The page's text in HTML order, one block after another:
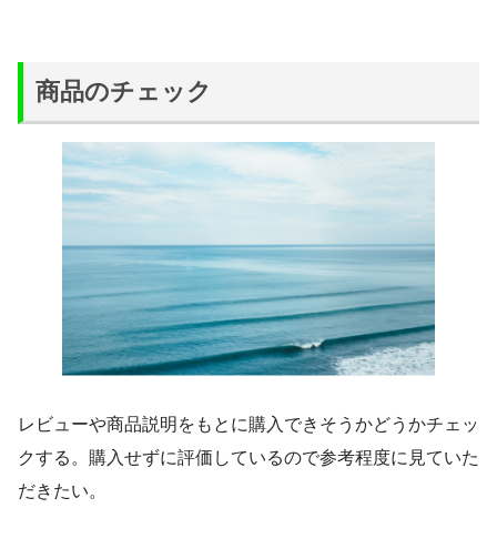
商品のチェック
レビューや商品説明をもとに購入できそうかどうかチェッ
クする。購入せずに評価しているので参考程度に見ていた
だきたい。